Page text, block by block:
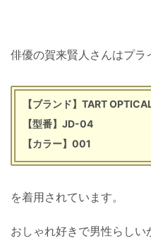
俳優の賀来賢人さんはプラ
【ブランド】TART
【型番】JD-04
【カラー】001
を着用されています。
おしゃれ好きで男性らし